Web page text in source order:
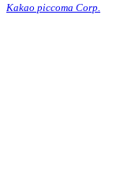
Kakao piccoma Corp.